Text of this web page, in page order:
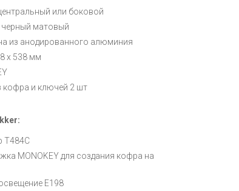
или боковой
черный матовый
из анодированного алюминия
х 538 мм
кофра и ключей 2 шт
T484С
MONOKEY для создания кофра на
E198